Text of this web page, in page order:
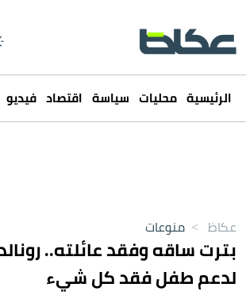
الرئيسية محليات سياسة اقتصاد فيديو
عكاظ > منوعات
بترت ساقه وفقد عائلته..
لدعم طفل فقد كل شيء